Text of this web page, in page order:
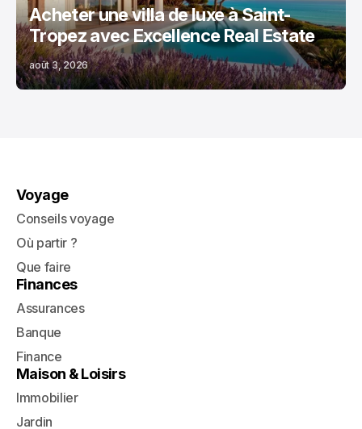
Acheter une villa de luxe à Saint-
Tropez avec Excellence Real Estate
août 3, 2026
Voyage
Conseils voyage
Où partir ?
Que faire
Finances
Assurances
Banque
Finance
Maison & Loisirs
Immobilier
Jardin